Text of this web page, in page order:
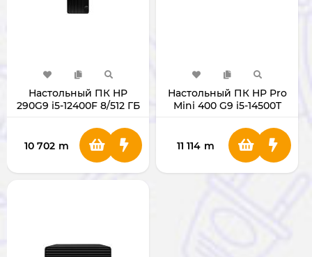
Настольный ПК HP
290G9 i5-12400F 8/512 ГБ
10 702 m
Настольный ПК HP Pro
Mini 400 G9 i5-14500T
11 114 m